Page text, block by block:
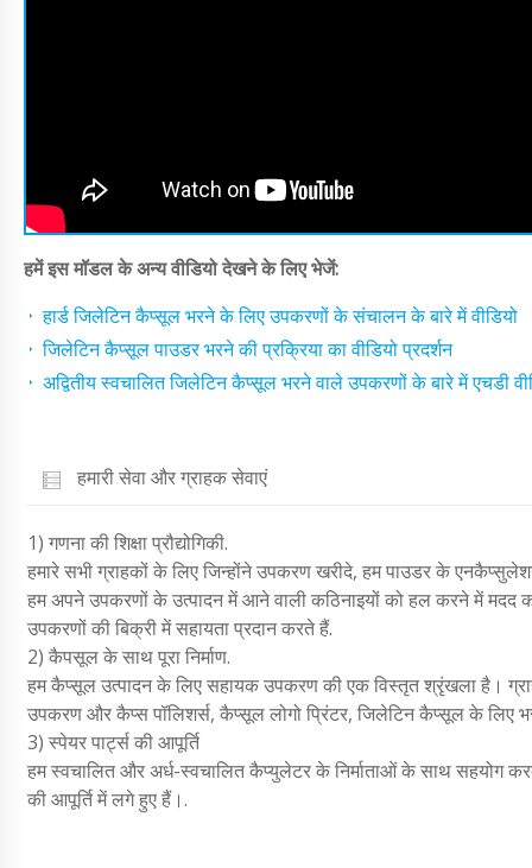
हमें इस मॉडल के अन्य वीडियो देखने के लिए भेजें:
हार्ड जिलेटिन कैप्सूल भरने के लिए उपकरणों के संचालन के बारे में वीडियो
जिलेटिन कैप्सूल पाउडर भरने की प्रक्रिया का वीडियो प्रदर्शन
अद्वितीय स्वचालित जिलेटिन कैप्सूल भरने वाले उपकरणों के बारे में एचडी
हमारी सेवा और ग्राहक सेवाएं
1) गणना की शिक्षा प्रौद्योगिकी.
हमारे सभी ग्राहकों के लिए जिन्होंने उपकरण खरीदे, हम पाउडर के
हम अपने उपकरणों के उत्पादन में आने वाली कठिनाइयों को हल करने में मदद
उपकरणों की बिक्री में सहायता प्रदान करते हैं.
2) कैपसूल के साथ पूरा निर्माण.
हम कैप्सूल उत्पादन के लिए सहायक उपकरण की एक विस्तृत श्रृंखला है।
उपकरण और कैप्स पॉलिशर्स, कैप्सूल लोगो प्रिंटर, जिलेटिन कैप्सूल के
3) स्पेयर पार्ट्स की आपूर्ति
हम स्वचालित और अर्ध-स्वचालित कैप्युलेटर के निर्माताओं के साथ सहयोग
की आपूर्ति में लगे हुए हैं।.